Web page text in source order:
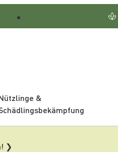
&
❯